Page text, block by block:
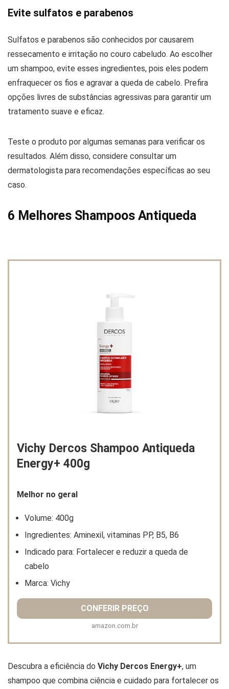
Evite sulfatos e parabenos
Sulfatos e parabenos são conhecidos por causarem
ressecamento e irritação no couro cabeludo. Ao escolher
um shampoo, evite esses ingredientes, pois eles podem
enfraquecer os fios e agravar a queda de cabelo. Prefira
opções livres de substâncias agressivas para garantir um
tratamento suave e eficaz.
Teste o produto por algumas semanas para verificar os
resultados. Além disso, considere consultar um
dermatologista para recomendações específicas ao seu
caso.
6 Melhores Shampoos Antiqueda
Vichy Dercos Shampoo Antiqueda
Energy+ 400g
Melhor no geral
Volume: 400g
Ingredientes: Aminexil, vitaminas PP, B5, B6
Indicado para: Fortalecer e reduzir a queda de
cabelo
Marca: Vichy
CONFERIR PREÇO
amazon.com.br
Descubra a eficiência do Vichy Dercos Energy+, um
shampoo que combina ciência e cuidado para fortalecer os